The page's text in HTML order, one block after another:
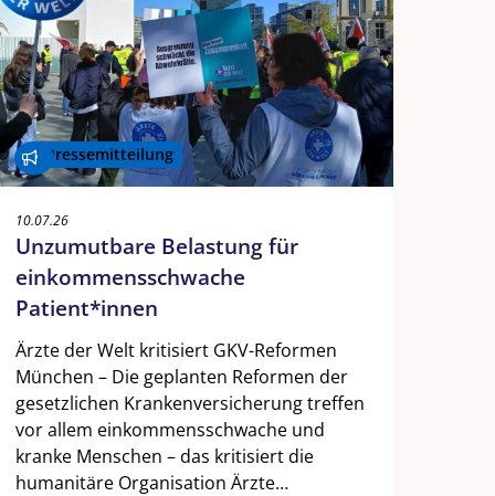
Pressemitteilung
10.07.26
Unzumutbare Belastung für
einkommensschwache
Patient*innen
Ärzte der Welt kritisiert GKV-Reformen
München – Die geplanten Reformen der
gesetzlichen Krankenversicherung treffen
vor allem einkommensschwache und
kranke Menschen – das kritisiert die
humanitäre Organisation Ärzte…